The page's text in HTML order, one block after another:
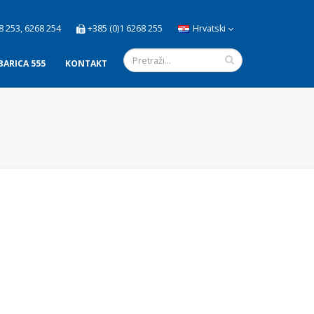
253, 6268 254 +385 (0)1 6268 255 Hrvatski
555 KONTAKT